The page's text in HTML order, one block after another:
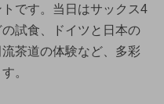
です。当日はサックス4
試食、ドイツと日本の
茶道の体験など、多彩
。